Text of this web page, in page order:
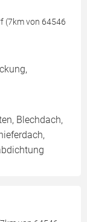
(7km von 64546
Blechdach,